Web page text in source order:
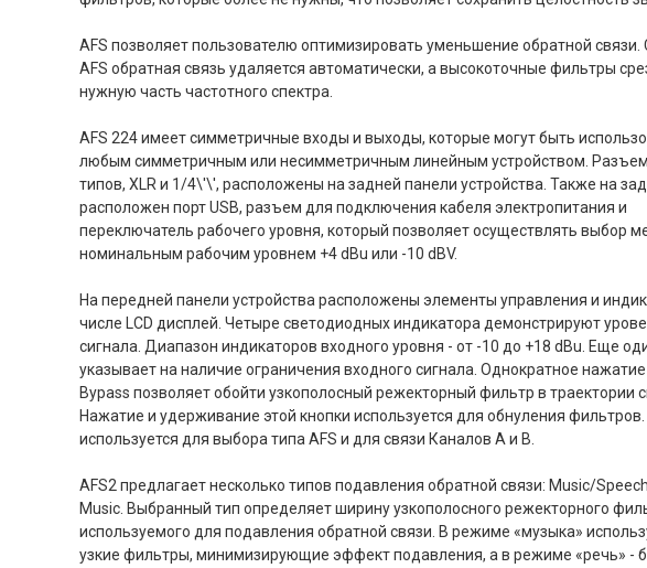
AFS позволяет пользователю оптимизировать уменьшение обратной
AFS обратная связь удаляется автоматически, а высокоточные фильтры
нужную часть частотного спектра.
AFS 224 имеет симметричные входы и выходы, которые могут быть
любым симметричным или несимметричным линейным устройством.
типов, XLR и 1/4\'\', расположены на задней панели устройства. Также на
расположен порт USB, разъем для подключения кабеля электропитания и
переключатель рабочего уровня, который позволяет осуществлять выбор
номинальным рабочим уровнем +4 dBu или -10 dBV.
На передней панели устройства расположены элементы управления и
числе LCD дисплей. Четыре светодиодных индикатора демонстрируют
сигнала. Диапазон индикаторов входного уровня - от -10 до +18 dBu. Еще
указывает на наличие ограничения входного сигнала. Однократное
Bypass позволяет обойти узкополосный режекторный фильтр в траектории
Нажатие и удерживание этой кнопки используется для обнуления
используется для выбора типа AFS и для связи Каналов А и В.
AFS2 предлагает несколько типов подавления обратной связи: Music/
Music. Выбранный тип определяет ширину узкополосного режекторного
используемого для подавления обратной связи. В режиме «музыка»
узкие фильтры, минимизирующие эффект подавления, а в режиме «речь» -